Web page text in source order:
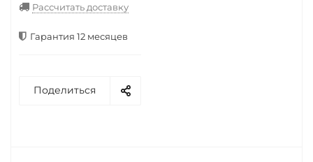
Рассчитать доставку
Гарантия 12 месяцев
Поделиться